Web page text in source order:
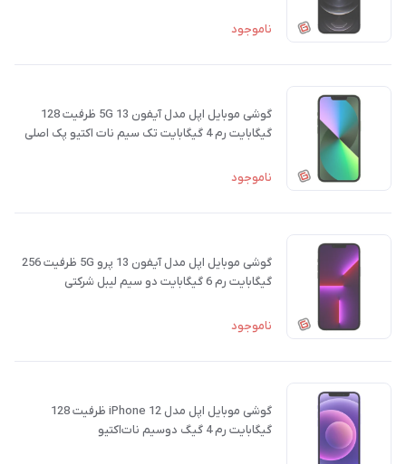
ناموجود
گوشی موبایل اپل مدل آیفون 13 5G ظرفیت 128
گیگابایت رم 4 گیگابایت تک سیم نات‌ اکتیو پک اصلی
ناموجود
گوشی موبایل اپل مدل آیفون 13 پرو 5G ظرفیت 256
گیگابایت رم 6 گیگابایت دو سیم لیبل شرکتی
ناموجود
گوشی موبایل اپل مدل iPhone 12 ظرفیت 128
گیگابایت رم 4 گیگ دوسیم نات‌اکتیو